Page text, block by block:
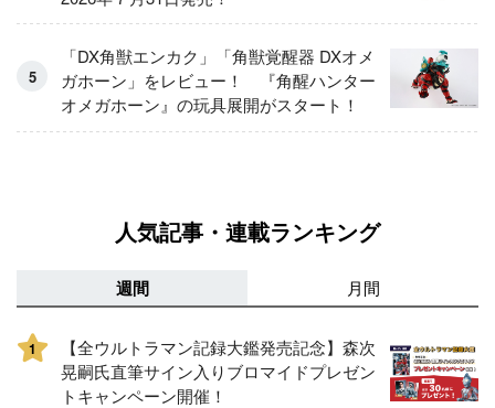
「DX角獣エンカク」「角獣覚醒器 DXオメ
ガホーン」をレビュー！ 『角醒ハンター
オメガホーン』の玩具展開がスタート！
人気記事・連載ランキング
週間 月間
1
【全ウルトラマン記録大鑑発売記念】森次
晃嗣氏直筆サイン入りブロマイドプレゼン
トキャンペーン開催！